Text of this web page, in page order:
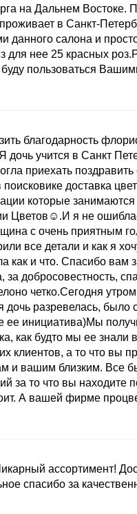
на Дальнем Востоке.
в Санкт-
данного салона и
для нее 25 красных
пользоваться
благодарность
учится в Санкт
приехать
доставка
которые
Цветов☺.И я не
с очень приятным
все детали и как я
как и что. Спасибо вам
добросовестность,
четко.Сегодня
дочь разревелась, было
ее инициатива)Мы
как будто мы ее знали
клиентов, а то что вы
и вашим близким. Все
за то что вы находите
А вашей фирме
ассортимент!
спасибо за